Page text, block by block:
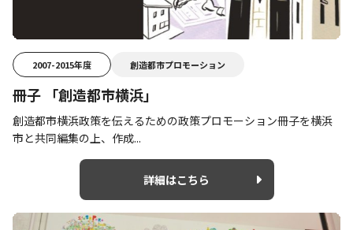
2007-2015年度 創造都市プロモーション
冊子 「創造都市横浜」
創造都市横浜政策を伝えるための政策プロモーション冊子を横浜
市と共同編集の上、作成...
詳細はこちら